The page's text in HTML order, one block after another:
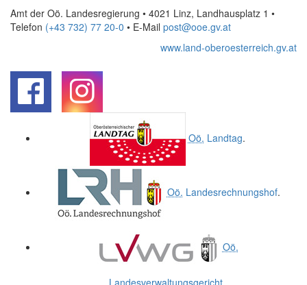
Amt der Oö. Landesregierung • 4021 Linz, Landhausplatz 1 •
Telefon (+43 732) 77 20-0 • E-Mail post@ooe.gv.at
www.land-oberoesterreich.gv.at
Oö. Landtag.
Oö. Landesrechnungshof.
Oö.
Landesverwaltungsgericht